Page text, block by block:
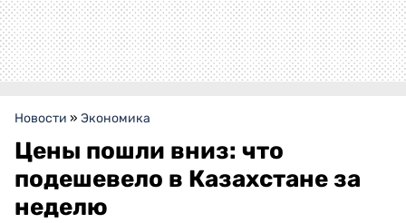
Новости » Экономика
Цены пошли вниз: что
подешевело в Казахстане за
неделю